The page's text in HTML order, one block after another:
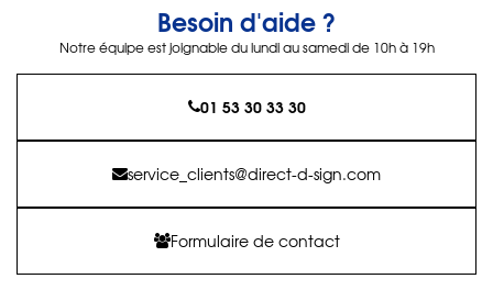
Besoin d'aide ?
Notre équipe est joignable du lundi au samedi de 10h à 19h
01 53 30 33 30
service_clients@direct-d-sign.com
Formulaire de contact